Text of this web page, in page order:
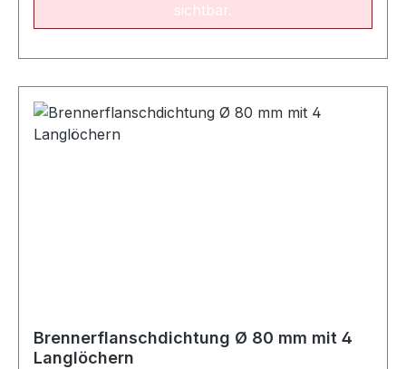
sichtbar.
Brennerflanschdichtung Ø 80 mm mit 4
Langlöchern